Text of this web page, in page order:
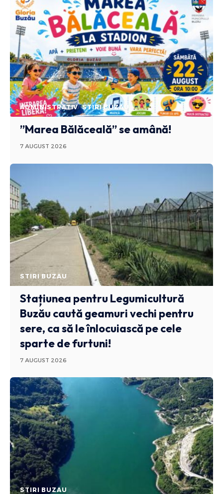
ADMINISTRATIV STIRI BUZAU
”Marea Bălăceală” se amână!
7 AUGUST 2026
STIRI BUZAU
Stațiunea pentru Legumicultură
Buzău caută geamuri vechi pentru
sere, ca să le înlocuiască pe cele
sparte de furtuni!
7 AUGUST 2026
STIRI BUZAU